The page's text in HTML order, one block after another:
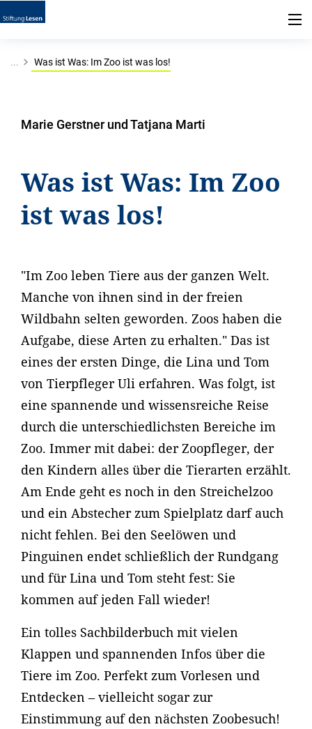
... Was ist Was: Im Zoo ist was los!
Marie Gerstner und Tatjana Marti
Was ist Was: Im Zoo
ist was los!
"Im Zoo leben Tiere aus der ganzen Welt.
Manche von ihnen sind in der freien
Wildbahn selten geworden. Zoos haben die
Aufgabe, diese Arten zu erhalten." Das ist
eines der ersten Dinge, die Lina und Tom
von Tierpfleger Uli erfahren. Was folgt, ist
eine spannende und wissensreiche Reise
durch die unterschiedlichsten Bereiche im
Zoo. Immer mit dabei: der Zoopfleger, der
den Kindern alles über die Tierarten erzählt.
Am Ende geht es noch in den Streichelzoo
und ein Abstecher zum Spielplatz darf auch
nicht fehlen. Bei den Seelöwen und
Pinguinen endet schließlich der Rundgang
und für Lina und Tom steht fest: Sie
kommen auf jeden Fall wieder!
Ein tolles Sachbilderbuch mit vielen
Klappen und spannenden Infos über die
Tiere im Zoo. Perfekt zum Vorlesen und
Entdecken – vielleicht sogar zur
Einstimmung auf den nächsten Zoobesuch!